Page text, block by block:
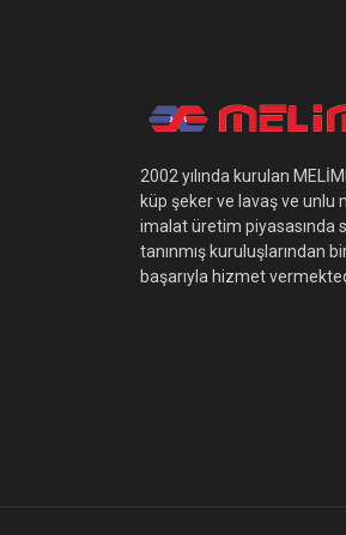
2002 yılında kurulan
küp şeker ve lavaş ve unlu
imalat üretim piyasasında
tanınmış kuruluşlarından
başarıyla hizmet